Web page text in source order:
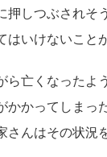
しつぶされそ
いけないことが
ら亡くなったよ
かかってしまっ
さんはその状況